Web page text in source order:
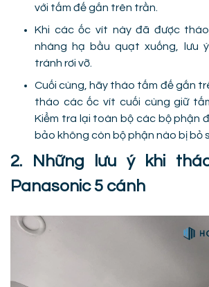
với tấm đế gắn trên trần.
Khi các ốc vít này đã được
nhàng hạ bầu quạt xuống, lưu
tránh rơi vỡ.
Cuối cùng, hãy tháo tấm đế gắn
tháo các ốc vít cuối cùng giữ
Kiểm tra lại toàn bộ các bộ phận
bảo không còn bộ phận nào bị bỏ
2. Những lưu ý khi
Panasonic 5 cánh